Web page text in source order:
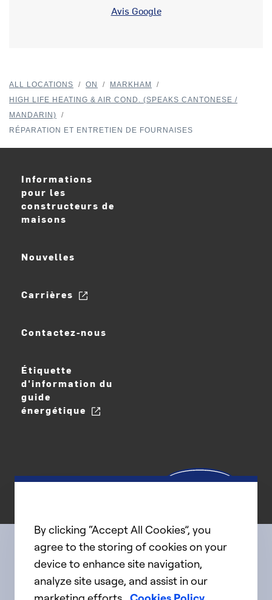
Avis Google
ALL LOCATIONS / ON / MARKHAM
/
HIGH LIFE HEATING & AIR COND. (SPEAKS CANTONESE /
MANDARIN)
/
RÉPARATION ET ENTRETIEN DE FOURNAISES
Informations
pour les
constructeurs de
maisons
Nouvelles
Carrières
Contactez-nous
Étiquette
d'information du
guide
énergétique
Connect with us
By clicking “Accept All Cookies”, you
agree to the storing of cookies on your
device to enhance site navigation,
analyze site usage, and assist in our